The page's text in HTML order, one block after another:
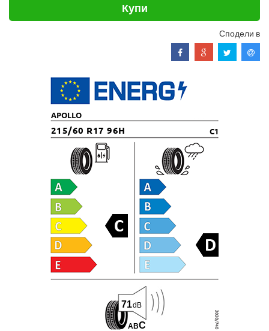
Купи
Сподели в
APOLLO
215/60 R17 96H C1
ABC
71dB